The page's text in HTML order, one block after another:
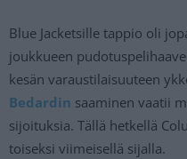
Blue Jacketsille tappio oli
joukkueen
kesän varaustilaisuuteen
Bedardin saaminen vaatii
sijoituksia. Tällä hetkellä
toiseksi viimeisellä sijalla.